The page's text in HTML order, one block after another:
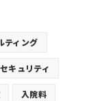
ティング
キュリティ
入院料